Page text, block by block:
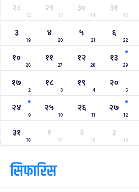
२८
12
२९
13
३०
14
३१
15
३
19
४
20
५
21
६
22
१०
26
११
27
१२
28
१३
29
१७
2
१८
3
१९
4
२०
5
२४
9
२५
10
२६
11
२७
12
३१
16
१
17
२
18
३
19
सिफारिस